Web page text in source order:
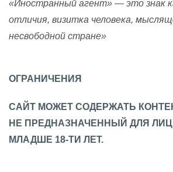
«Иностранный агент» — это знак
отличия, визитка человека,
несвободной стране»
ОГРАНИЧЕНИЯ
САЙТ МОЖЕТ СОДЕРЖАТЬ
НЕ ПРЕДНАЗНАЧЕННЫЙ ДЛЯ ЛИЦ
МЛАДШЕ 18-ТИ ЛЕТ.